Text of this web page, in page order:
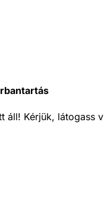
áll! Kérjük, látogass